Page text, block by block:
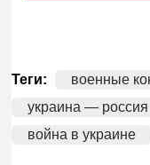
Теги:
военные
украина — россия
война в украине